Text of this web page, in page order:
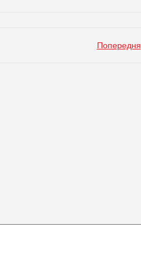
Попередня